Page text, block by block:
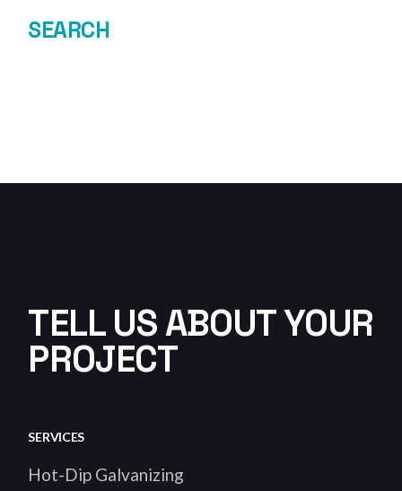
SEARCH
TELL US ABOUT YOUR
PROJECT
SERVICES
Hot-Dip Galvanizing